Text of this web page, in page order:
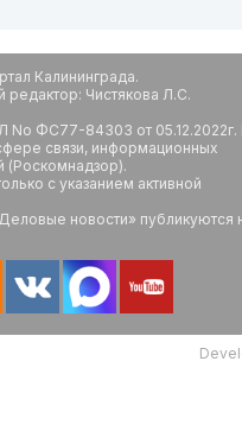
Калининграда.
Чистякова Л.С.
No ФС77-84303 от
связи, информационных
(Роскомнадзор).
с указанием активной
новости» публикуются